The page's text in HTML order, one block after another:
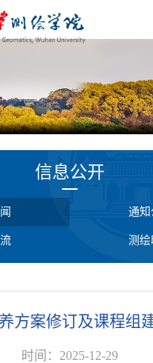
信息公开
通知
测绘
方案修订及课程组
时间：2025-12-29